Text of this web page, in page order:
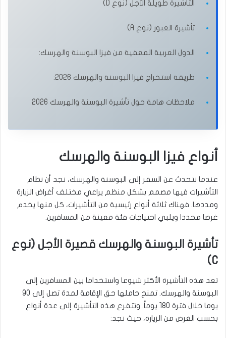
التأشيرة طويلة الأجل (نوع D)
تأشيرة العبور (نوع A)
الدول العربية المعفية من فيزا البوسنة والهرسك:
طريقة استخراج فيزا البوسنة والهرسك 2026:
ملاحظات هامة حول تأشيرة البوسنة والهرسك 2026
أنواع فيزا البوسنة والهرسك
عندما نتحدث عن السفر إلى البوسنة والهرسك، نجد أن نظام
التأشيرات فيها مصمم بشكل منظم يراعي مختلف أغراض الزيارة
ومددها. فهناك ثلاثة أنواع رئيسية من التأشيرات، كل منها يخدم
غرضا محددا ويلبي احتياجات فئة معينة من المسافرين.
تأشيرة البوسنة والهرسك قصيرة الأجل (نوع
C)
تعد هذه التأشيرة الأكثر شيوعا واستخداما بين المسافرين إلى
البوسنة والهرسك. تمنح حاملها حق الإقامة لمدة تصل إلى 90
يوما خلال فترة 180 يوماً. وتتفرع هذه التأشيرة إلى عدة أنواع
بحسب الغرض من الزيارة، حيث نجد: